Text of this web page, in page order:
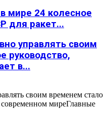
мире 24 колесное
для ракет...
управлять своим
руководство,
в...
своим временем стало
миреГлавные